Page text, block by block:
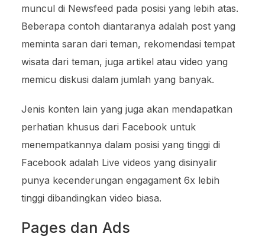
muncul di Newsfeed pada posisi yang lebih atas.
Beberapa contoh diantaranya adalah post yang
meminta saran dari teman, rekomendasi tempat
wisata dari teman, juga artikel atau video yang
memicu diskusi dalam jumlah yang banyak.
Jenis konten lain yang juga akan mendapatkan
perhatian khusus dari Facebook untuk
menempatkannya dalam posisi yang tinggi di
Facebook adalah Live videos yang disinyalir
punya kecenderungan engagament 6x lebih
tinggi dibandingkan video biasa.
Pages dan Ads